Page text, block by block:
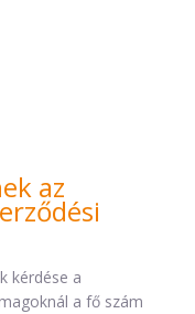
az
kérdése a
a fő szám